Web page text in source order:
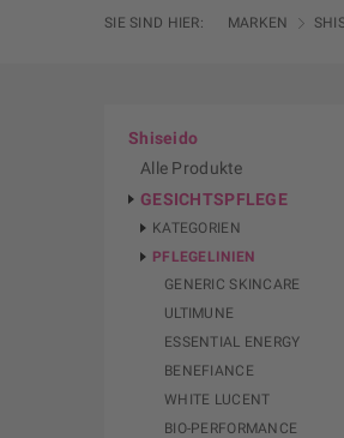
SIE SIND HIER: MARKEN
Shiseido
Alle Produkte
GESICHTSPFLEGE
KATEGORIEN
PFLEGELINIEN
GENERIC SKINCARE
ULTIMUNE
ESSENTIAL ENERGY
BENEFIANCE
WHITE LUCENT
BIO-PERFORMANCE